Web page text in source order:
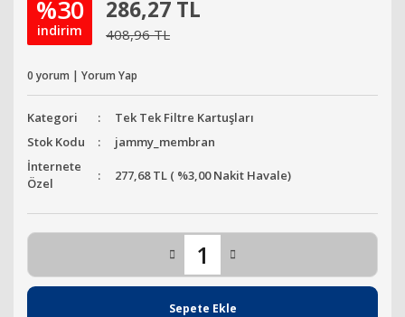
%30
indirim
286,27 TL
408,96 TL
0 yorum | Yorum Yap
Kategori
Tek Tek Filtre Kartuşları
Stok Kodu
jammy_membran
İnternete
Özel
277,68 TL ( %3,00 Nakit Havale)
Sepete Ekle